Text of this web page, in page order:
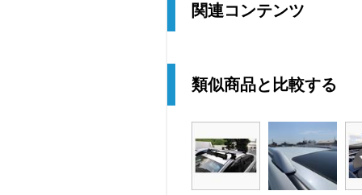
関連コンテンツ
類似商品と比較する